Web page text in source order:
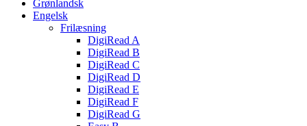
Grønlandsk
Engelsk
Frilæsning
DigiRead A
DigiRead B
DigiRead C
DigiRead D
DigiRead E
DigiRead F
DigiRead G